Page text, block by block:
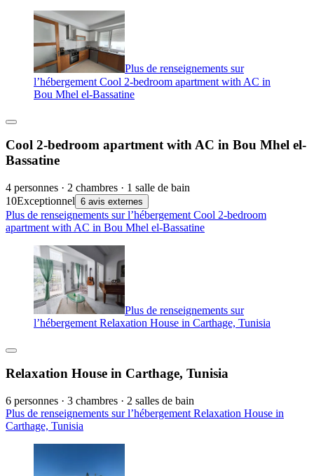
Plus de renseignements sur
l’hébergement Cool 2-bedroom apartment with AC in
Bou Mhel el-Bassatine
Cool 2-bedroom apartment with AC in Bou Mhel el-
Bassatine
4 personnes · 2 chambres · 1 salle de bain
10Exceptionnel 6 avis externes
Plus de renseignements sur l’hébergement Cool 2-bedroom
apartment with AC in Bou Mhel el-Bassatine
Plus de renseignements sur
l’hébergement Relaxation House in Carthage, Tunisia
Relaxation House in Carthage, Tunisia
6 personnes · 3 chambres · 2 salles de bain
Plus de renseignements sur l’hébergement Relaxation House in
Carthage, Tunisia